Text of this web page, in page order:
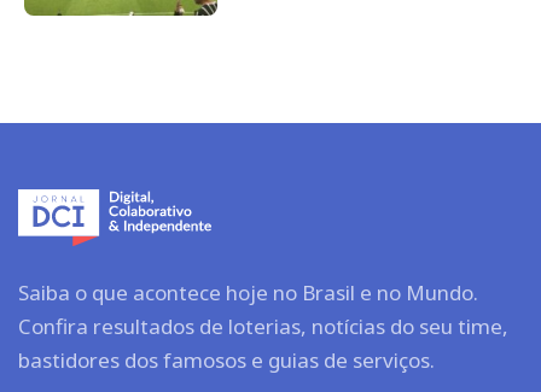
Saiba o que acontece hoje no Brasil e no Mundo.
Confira resultados de loterias, notícias do seu time,
bastidores dos famosos e guias de serviços.